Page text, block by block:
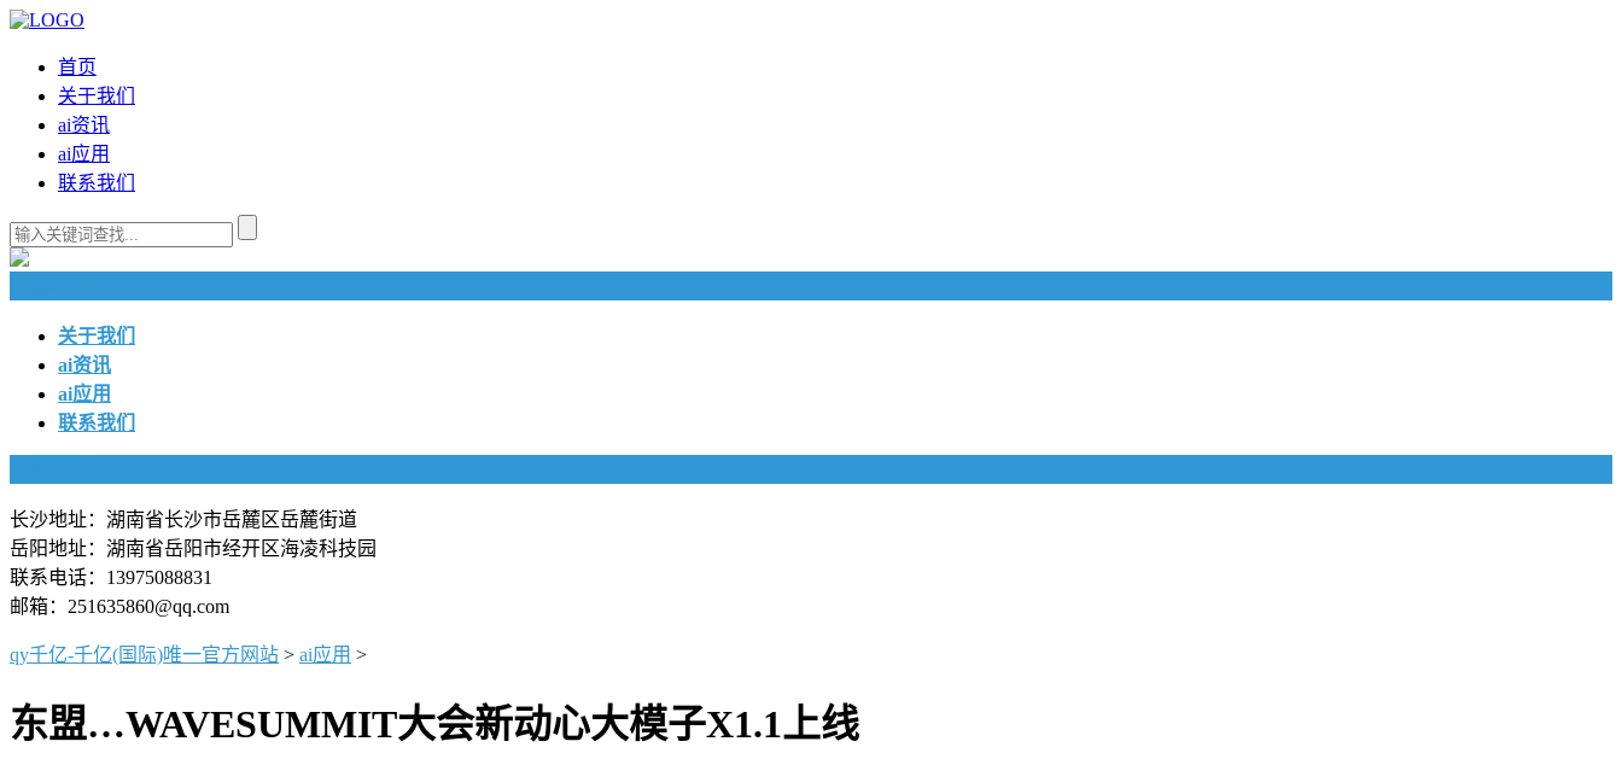
首页
关于我们
ai资讯
ai应用
联系我们
关于我们
ai资讯
ai应用
联系我们
长沙地址：湖南省长沙市岳麓区岳麓街道
岳阳地址：湖南省岳阳市经开区海凌科技园
联系电话：13975088831
邮箱：251635860@qq.com
qy千亿-千亿(国际)唯一官方网站 > ai应用 >
东盟…WAVESUMMIT大会新动心大模子X1.1上线